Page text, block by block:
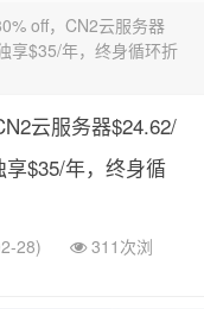
greenwebpage|香港|日本|新加坡|美国等多地vps测评|移动直连|1Gbps带宽|年付€29 off，CN2云服务器
享$35/年，终身循环折
云服务器$24.62/
$35/年，终身循
28)
311次浏